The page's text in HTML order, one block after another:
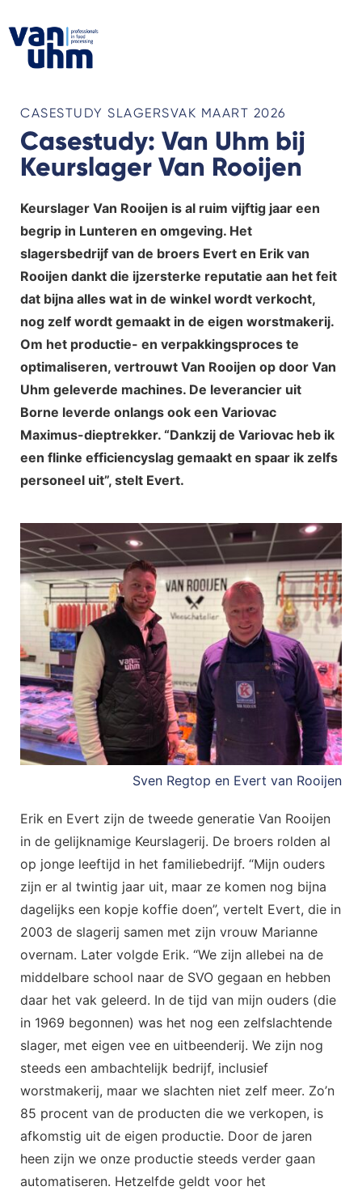
CASESTUDY SLAGERSVAK MAART 2026
Casestudy: Van Uhm bij
Keurslager Van Rooijen
Keurslager Van Rooijen is al ruim vijftig jaar een
begrip in Lunteren en omgeving. Het
slagersbedrijf van de broers Evert en Erik van
Rooijen dankt die ijzersterke reputatie aan het feit
dat bijna alles wat in de winkel wordt verkocht,
nog zelf wordt gemaakt in de eigen worstmakerij.
Om het productie- en verpakkingsproces te
optimaliseren, vertrouwt Van Rooijen op door Van
Uhm geleverde machines. De leverancier uit
Borne leverde onlangs ook een Variovac
Maximus-dieptrekker. “Dankzij de Variovac heb ik
een flinke efficiencyslag gemaakt en spaar ik zelfs
personeel uit”, stelt Evert.
Sven Regtop en Evert van Rooijen
Erik en Evert zijn de tweede generatie Van Rooijen
in de gelijknamige Keurslagerij. De broers rolden al
op jonge leeftijd in het familiebedrijf. “Mijn ouders
zijn er al twintig jaar uit, maar ze komen nog bijna
dagelijks een kopje koffie doen”, vertelt Evert, die in
2003 de slagerij samen met zijn vrouw Marianne
overnam. Later volgde Erik. “We zijn allebei na de
middelbare school naar de SVO gegaan en hebben
daar het vak geleerd. In de tijd van mijn ouders (die
in 1969 begonnen) was het nog een zelfslachtende
slager, met eigen vee en uitbeenderij. We zijn nog
steeds een ambachtelijk bedrijf, inclusief
worstmakerij, maar we slachten niet zelf meer. Zo’n
85 procent van de producten die we verkopen, is
afkomstig uit de eigen productie. Door de jaren
heen zijn we onze productie steeds verder gaan
automatiseren. Hetzelfde geldt voor het